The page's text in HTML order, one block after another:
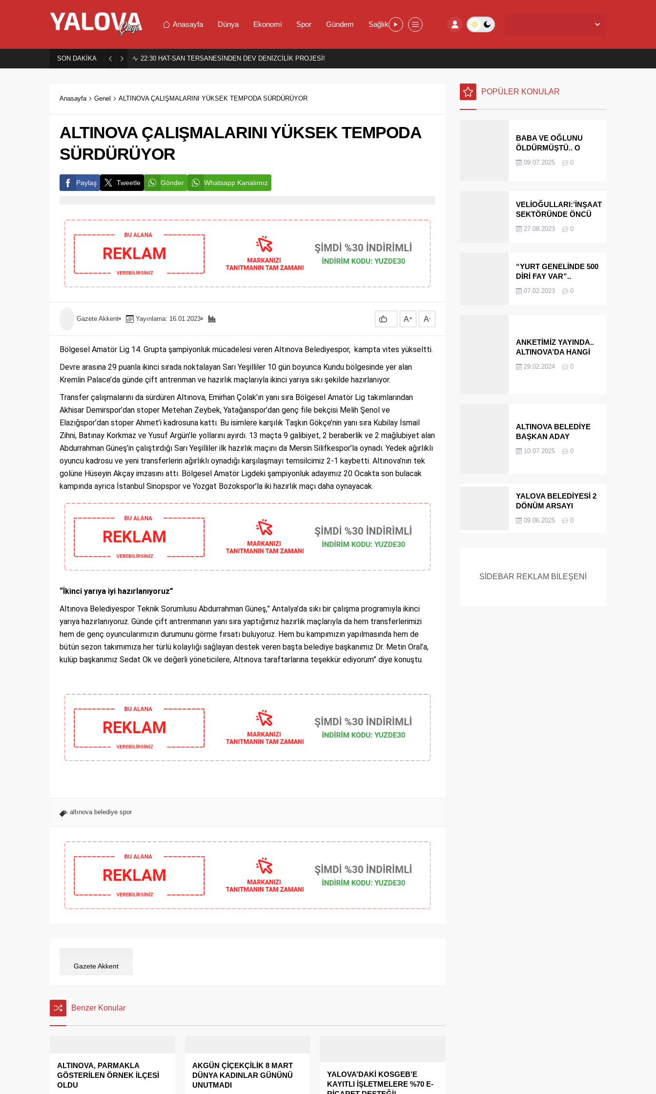
Anasayfa Dünya Ekonomi Spor Gündem Sağlık
SON DAKİKA 22:30 HAT-SAN TERSANESİNDEN DEV DENİZCİLİK PROJESİ!
Anasayfa Genel ALTINOVA ÇALIŞMALARINI YÜKSEK TEMPODA SÜRDÜRÜYOR
ALTINOVA ÇALIŞMALARINI YÜKSEK TEMPODA
SÜRDÜRÜYOR
Paylaş Tweetle Gönder Whatsapp Kanalımız
Gazete Akkent Yayınlama: 16.01.2023 A+ A-
Bölgesel Amatör Lig 14. Grupta şampiyonluk mücadelesi veren Altınova Belediyespor, kampta vites yükseltti.
Devre arasına 29 puanla ikinci sırada noktalayan Sarı Yeşilliler 10 gün boyunca Kundu bölgesinde yer alan
Kremlin Palace’da günde çift antrenman ve hazırlık maçlarıyla ikinci yarıya sıkı şekilde hazırlanıyor.
Transfer çalışmalarını da sürdüren Altınova, Emirhan Çolak’ın yanı sıra Bölgesel Amatör Lig takımlarından
Akhisar Demirspor’dan stoper Metehan Zeybek, Yatağanspor’dan genç file bekçisi Melih Şenol ve
Elazığspor’dan stoper Ahmet’i kadrosuna kattı. Bu isimlere karşılık Taşkın Gökçe’nin yanı sıra Kubilay İsmail
Zihni, Batınay Korkmaz ve Yusuf Argün’le yollarını ayırdı. 13 maçta 9 galibiyet, 2 beraberlik ve 2 mağlubiyet alan
Abdurrahman Güneş’in çalıştırdığı Sarı Yeşilliler ilk hazırlık maçını da Mersin Silifkespor’la oynadı. Yedek ağırlıklı
oyuncu kadrosu ve yeni transferlerin ağırlıklı oynadığı karşılaşmayı temsilcimiz 2-1 kaybetti. Altınova’nın tek
golüne Hüseyin Akçay imzasını attı. Bölgesel Amatör Ligdeki şampiyonluk adayımız 20 Ocakta son bulacak
kampında ayrıca İstanbul Sinopspor ve Yozgat Bozokspor’la iki hazırlık maçı daha oynayacak.
“İkinci yarıya iyi hazırlanıyoruz”
Altınova Belediyespor Teknik Sorumlusu Abdurrahman Güneş,” Antalya’da sıkı bir çalışma programıyla ikinci
yarıya hazırlanıyoruz. Günde çift antrenmanın yanı sıra yaptığımız hazırlık maçlarıyla da hem transferlerimizi
hem de genç oyuncularımızın durumunu görme fırsatı buluyoruz. Hem bu kampımızın yapılmasında hem de
bütün sezon takımımıza her türlü kolaylığı sağlayan destek veren başta belediye başkanımız Dr. Metin Oral’a,
kulüp başkanımız Sedat Ok ve değerli yöneticilere, Altınova taraftarlarına teşekkür ediyorum” diye konuştu.
altınova belediye spor
Gazete Akkent
Benzer Konular
ALTINOVA, PARMAKLA
GÖSTERİLEN ÖRNEK İLÇESİ
OLDU
AKGÜN ÇİÇEKÇİLİK 8 MART
DÜNYA KADINLAR GÜNÜNÜ
UNUTMADI
YALOVA’DAKİ KOSGEB’E
KAYITLI İŞLETMELERE %70 E-
POPÜLER KONULAR
BABA VE OĞLUNU
ÖLDÜRMÜŞTÜ.. O
MİRASÇILARI
09.07.2025 0
VELİOĞULLARI:’İNŞAAT
SEKTÖRÜNDE ÖNCÜ
EDECEĞİZ’
27.08.2023 0
“YURT GENELİNDE 500
DİRİ FAY VAR”..
ÇINARCIK..
07.02.2023 0
ANKETİMİZ YAYINDA..
ALTINOVA’DA HANGİ
BAŞKANI OLARAK
29.02.2024 0
ALTINOVA BELEDİYE
BAŞKAN ADAY
MÜEBBET ALDI FİRAR
10.07.2025 0
YALOVA BELEDİYESİ 2
DÖNÜM ARSAYI
09.06.2025 0
SİDEBAR REKLAM BİLEŞENİ